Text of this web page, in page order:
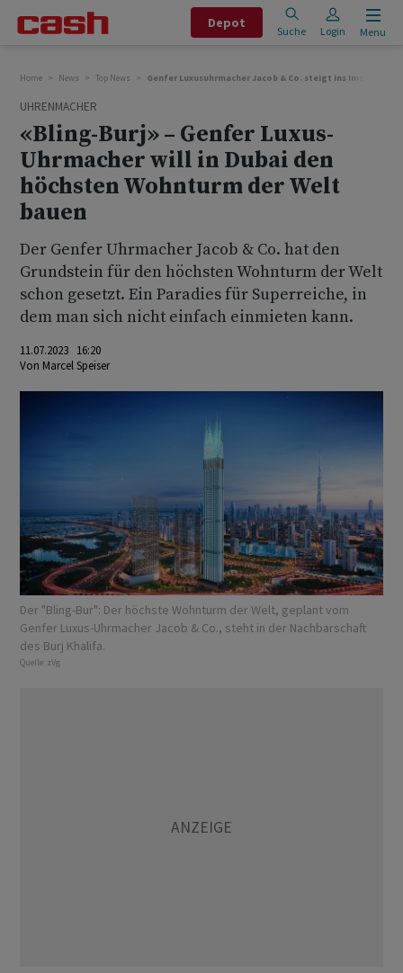
Depot
Suche Login Menu
Home News Top News Genfer Luxusuhrmacher Jacob & Co. steigt ins
UHRENMACHER
«Bling-Burj» – Genfer Luxus-
Uhrmacher will in Dubai den
höchsten Wohnturm der Welt
bauen
Der Genfer Uhrmacher Jacob & Co. hat den
Grundstein für den höchsten Wohnturm der Welt
schon gesetzt. Ein Paradies für Superreiche, in
dem man sich nicht einfach einmieten kann.
11.07.2023 16:20
Von Marcel Speiser
Der "Bling-Bur": Der höchste Wohnturm der Welt, geplant vom
Genfer Luxus-Uhrmacher Jacob & Co., steht in der Nachbarschaft
des Burj Khalifa.
Quelle: zVg